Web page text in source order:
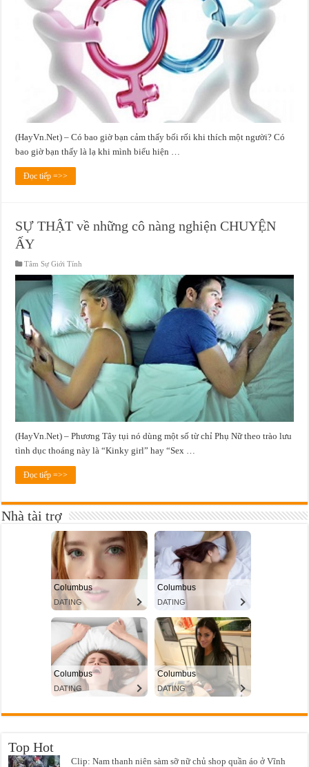
(HayVn.Net) – Có bao giờ bạn cảm thấy bối rối khi thích một người? Có
bao giờ bạn thấy là lạ khi mình biểu hiện …
Đọc tiếp =>>
SỰ THẬT về những cô nàng nghiện CHUYỆN
ẤY
Tâm Sự Giới Tính
(HayVn.Net) – Phương Tây tụi nó dùng một số từ chỉ Phụ Nữ theo trào lưu
tình dục thoáng này là “Kinky girl” hay “Sex …
Đọc tiếp =>>
Nhà tài trợ
Top Hot
Clip: Nam thanh niên sàm sỡ nữ chủ shop quần áo ở Vĩnh